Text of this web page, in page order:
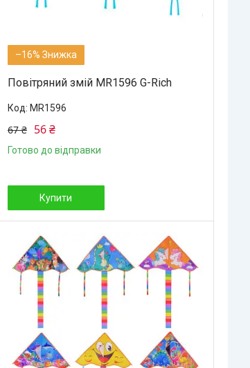
–16%
Повітряний змій MR1596 G-Rich
MR1596
67 ₴ 56 ₴
Готово до відправки
Купити